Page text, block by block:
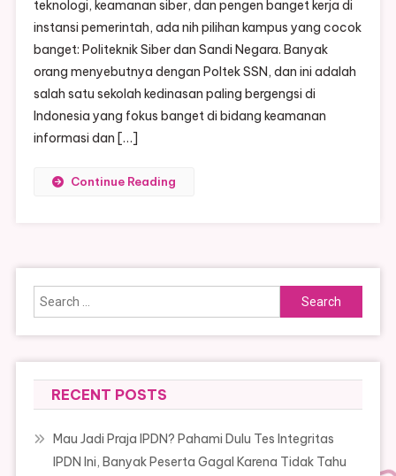
teknologi, keamanan siber, dan pengen banget kerja di
instansi pemerintah, ada nih pilihan kampus yang cocok
banget: Politeknik Siber dan Sandi Negara. Banyak
orang menyebutnya dengan Poltek SSN, dan ini adalah
salah satu sekolah kedinasan paling bergengsi di
Indonesia yang fokus banget di bidang keamanan
informasi dan […]
Continue Reading
Search
for:
RECENT POSTS
Mau Jadi Praja IPDN? Pahami Dulu Tes Integritas
IPDN Ini, Banyak Peserta Gagal Karena Tidak Tahu